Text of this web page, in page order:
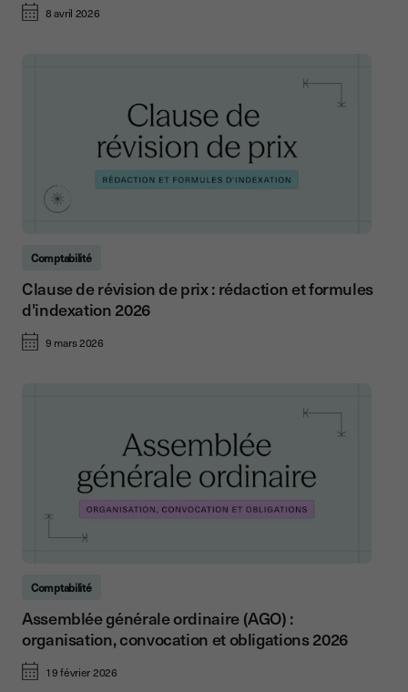
8 avril 2026
Comptabilité
Clause de révision de prix : rédaction et formules
d'indexation 2026
9 mars 2026
Comptabilité
Assemblée générale ordinaire (AGO) :
organisation, convocation et obligations 2026
19 février 2026